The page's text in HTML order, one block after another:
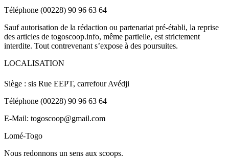
Téléphone (00228) 90 96 63 64
Sauf autorisation de la rédaction ou partenariat pré-établi, la reprise
des articles de togoscoop.info, même partielle, est strictement
interdite. Tout contrevenant s’expose à des poursuites.
LOCALISATION
Siège : sis Rue EEPT, carrefour Avédji
Téléphone (00228) 90 96 63 64
E-Mail: togoscoop@gmail.com
Lomé-Togo
Nous redonnons un sens aux scoops.